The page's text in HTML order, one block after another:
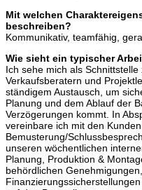
Mit welchen
beschreiben?
Kommunikativ, teamfähig,
Wie sieht ein typischer
Ich sehe mich als Schnittstelle
Verkaufsberatern und
ständigem Austausch, um
Planung und dem Ablauf der
Verzögerungen kommt. In
vereinbare ich mit den
Bemusterung/
unseren wöchentlichen
Planung, Produktion &
behördlichen